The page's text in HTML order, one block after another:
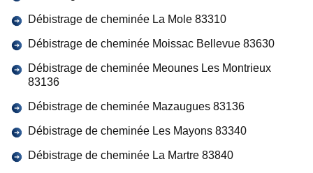
Débistrage de cheminée La Mole 83310
Débistrage de cheminée Moissac Bellevue 83630
Débistrage de cheminée Meounes Les Montrieux
83136
Débistrage de cheminée Mazaugues 83136
Débistrage de cheminée Les Mayons 83340
Débistrage de cheminée La Martre 83840